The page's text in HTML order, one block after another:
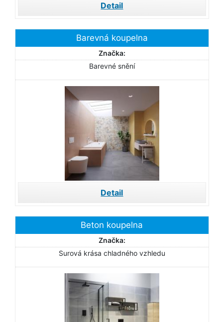
Detail
Barevná koupelna
Značka:
Barevné snění
Detail
Beton koupelna
Značka:
Surová krása chladného vzhledu